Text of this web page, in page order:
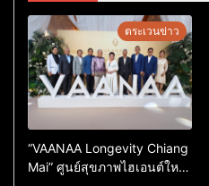
ตระเวนข่าว
“VAANAA Longevity Chiang
Mai” ศูนย์สุขภาพไฮเอนต์ใหญ่